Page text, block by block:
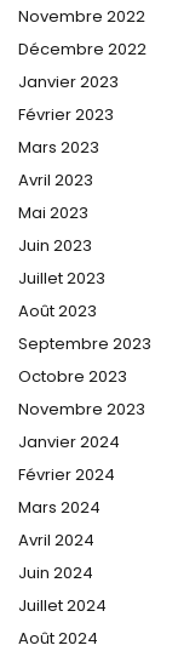
Novembre 2022
Décembre 2022
Janvier 2023
Février 2023
Mars 2023
Avril 2023
Mai 2023
Juin 2023
Juillet 2023
Août 2023
Septembre 2023
Octobre 2023
Novembre 2023
Janvier 2024
Février 2024
Mars 2024
Avril 2024
Juin 2024
Juillet 2024
Août 2024